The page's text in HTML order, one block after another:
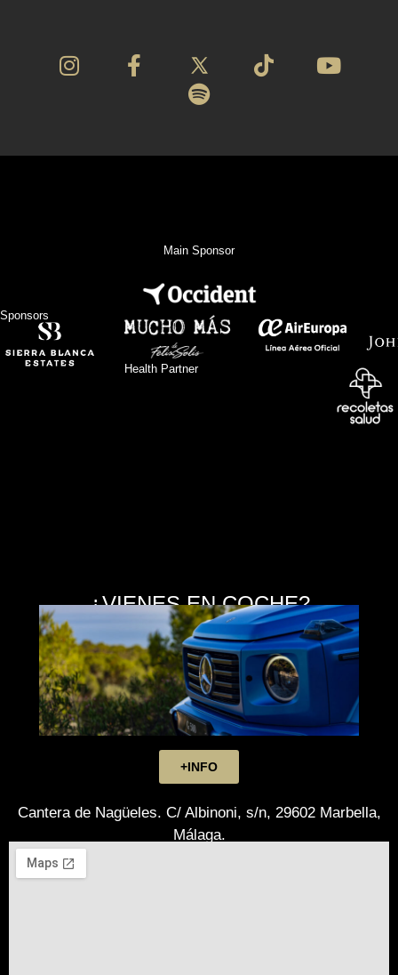
Main Sponsor
Sponsors
Health Partner
¿VIENES EN COCHE?
+INFO
Cantera de Nagüeles. C/ Albinoni, s/n, 29602 Marbella,
Málaga.